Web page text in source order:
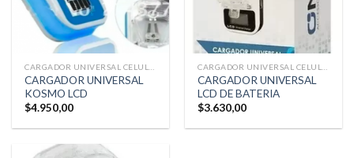
CARGADOR UNIVERSAL
KOSMO LCD
$4.950,00
CARGADOR UNIVERSAL
LCD DE BATERIA
$3.630,00